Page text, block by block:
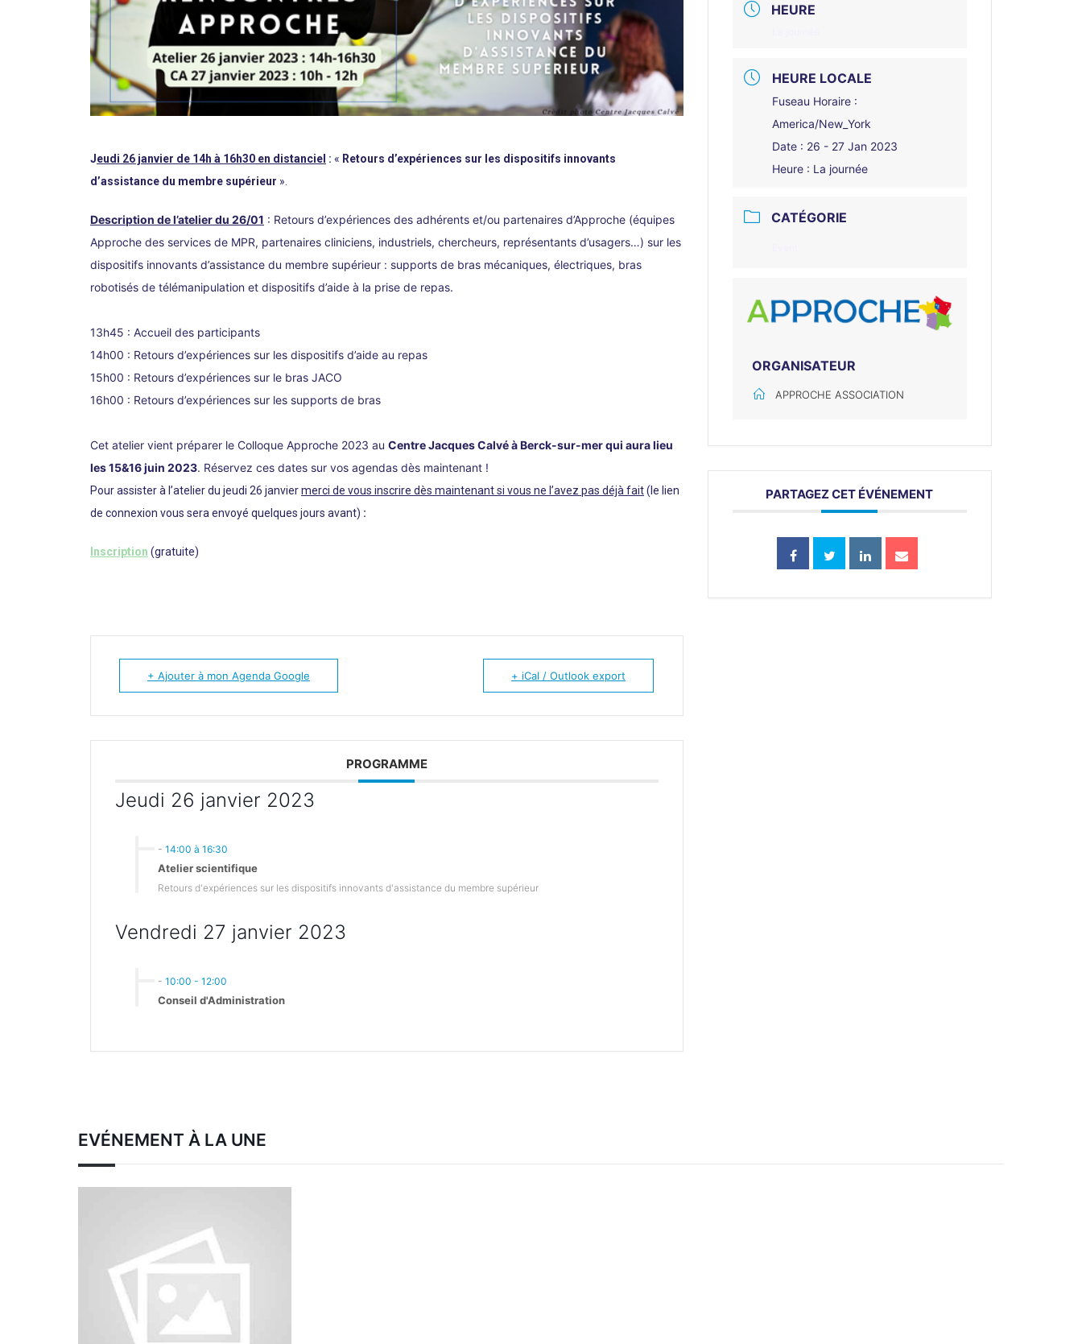
Jeudi 26 janvier de 14h à 16h30 en distanciel : « Retours d’expériences sur les dispositifs innovants
d’assistance du membre supérieur ».
Description de l’atelier du 26/01 : Retours d’expériences des adhérents et/ou partenaires d’Approche (équipes
Approche des services de MPR, partenaires cliniciens, industriels, chercheurs, représentants d’usagers…) sur les
dispositifs innovants d’assistance du membre supérieur : supports de bras mécaniques, électriques, bras
robotisés de télémanipulation et dispositifs d’aide à la prise de repas.
13h45 : Accueil des participants
14h00 : Retours d’expériences sur les dispositifs d’aide au repas
15h00 : Retours d’expériences sur le bras JACO
16h00 : Retours d’expériences sur les supports de bras
Cet atelier vient préparer le Colloque Approche 2023 au Centre Jacques Calvé à Berck-sur-mer qui aura lieu
les 15&16 juin 2023. Réservez ces dates sur vos agendas dès maintenant !
Pour assister à l’atelier du jeudi 26 janviermerci de vous inscrire dès maintenantsi vous ne l’avez pas déjà fait(le lien
de connexion vous sera envoyé quelques jours avant) :
Inscription (gratuite)
+ Ajouter à mon Agenda Google + iCal / Outlook export
PROGRAMME
Jeudi 26 janvier 2023
- 14:00 à 16:30
Atelier scientifique
Retours d'expériences sur les dispositifs innovants d'assistance du membre supérieur
Vendredi 27 janvier 2023
- 10:00 - 12:00
Conseil d'Administration
HEURE
HEURE LOCALE
Fuseau Horaire :
America/New_York
Date : 26 - 27 Jan 2023
Heure : La journée
CATÉGORIE
ORGANISATEUR
APPROCHE ASSOCIATION
PARTAGEZ CET ÉVÉNEMENT
EVÉNEMENT À LA UNE